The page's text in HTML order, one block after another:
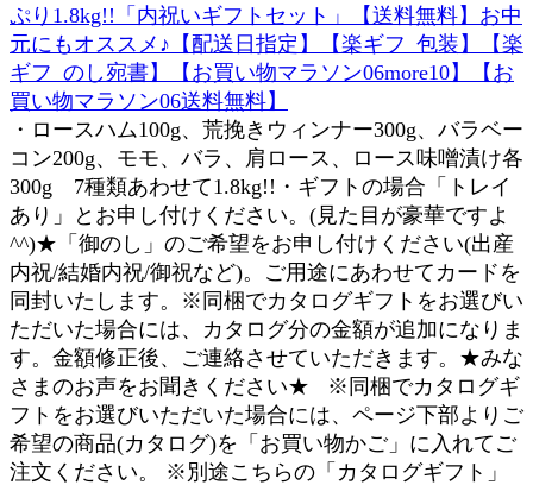
ぷり1.8kg!!「内祝いギフトセット」【送料無料】お中
元にもオススメ♪【配送日指定】【楽ギフ_包装】【楽
ギフ_のし宛書】【お買い物マラソン06more10】【お
買い物マラソン06送料無料】
・ロースハム100g、荒挽きウィンナー300g、バラベー
コン200g、モモ、バラ、肩ロース、ロース味噌漬け各
300g 7種類あわせて1.8kg!!・ギフトの場合「トレイ
あり」とお申し付けください。(見た目が豪華ですよ
^^)★「御のし」のご希望をお申し付けください(出産
内祝/結婚内祝/御祝など)。ご用途にあわせてカードを
同封いたします。※同梱でカタログギフトをお選びい
ただいた場合には、カタログ分の金額が追加になりま
す。金額修正後、ご連絡させていただきます。★みな
さまのお声をお聞きください★ ※同梱でカタログギ
フトをお選びいただいた場合には、ページ下部よりご
希望の商品(カタログ)を「お買い物かご」に入れてご
注文ください。 ※別途こちらの「カタログギフト」